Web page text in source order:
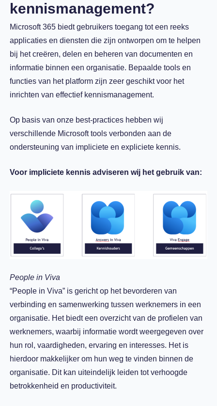
kennismanagement?
Microsoft 365 biedt gebruikers toegang tot een reeks
applicaties en diensten die zijn ontworpen om te helpen
bij het creëren, delen en beheren van documenten en
informatie binnen een organisatie. Bepaalde tools en
functies van het platform zijn zeer geschikt voor het
inrichten van effectief kennismanagement.
Op basis van onze best-practices hebben wij
verschillende Microsoft tools verbonden aan de
ondersteuning van impliciete en expliciete kennis.
Voor impliciete kennis adviseren wij het gebruik van:
People in Viva
“People in Viva” is gericht op het bevorderen van
verbinding en samenwerking tussen werknemers in een
organisatie. Het biedt een overzicht van de profielen van
werknemers, waarbij informatie wordt weergegeven over
hun rol, vaardigheden, ervaring en interesses. Het is
hierdoor makkelijker om hun weg te vinden binnen de
organisatie. Dit kan uiteindelijk leiden tot verhoogde
betrokkenheid en productiviteit.